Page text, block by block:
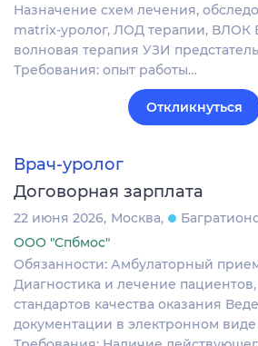
Назначение схем лечения,
matrix-уролог, ЛОД терапии, ВЛОК
волновая терапия УЗИ
Требования: опыт работы…
Откликнуться
Врач-уролог
Договорная зарплата
22 июня 2026 Москва
ООО "Спбмос"
Обязанности: Амбулаторный
Диагностика и лечение пациентов,
стандартов качества оказания
документации в электронном